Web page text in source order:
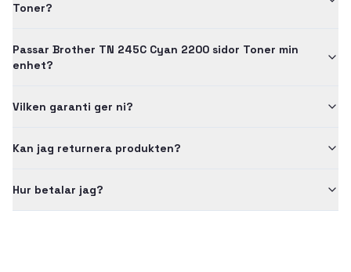
Toner?
Passar Brother TN 245C Cyan 2200 sidor Toner min
enhet?
Vilken garanti ger ni?
Kan jag returnera produkten?
Hur betalar jag?